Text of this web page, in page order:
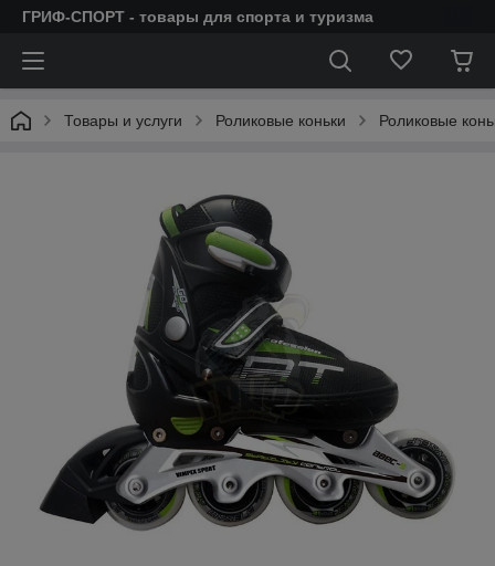
ГРИФ-СПОРТ - товары для спорта и туризма
Товары и услуги Роликовые коньки Роликовые